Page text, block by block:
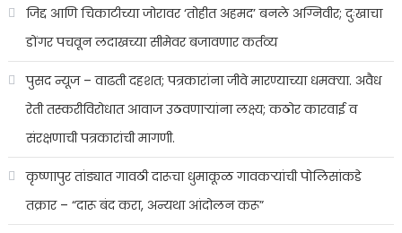
जिद्द आणि चिकाटीच्या जोरावर ‘तोहीत अहमद’ बनले अग्निवीर; दुःखाचा
डोंगर पचवून लदाखच्या सीमेवर बजावणार कर्तव्य
पुसद न्यूज – वाढती दहशत; पत्रकारांना जीवे मारण्याच्या धमक्या. अवैध
रेती तस्करीविरोधात आवाज उठवणाऱ्यांना लक्ष्य; कठोर कारवाई व
संरक्षणाची पत्रकारांची मागणी.
कृष्णापुर तांड्यात गावठी दारूचा धुमाकूळ गावकऱ्यांची पोलिसांकडे
तक्रार – “दारू बंद करा, अन्यथा आंदोलन करू”